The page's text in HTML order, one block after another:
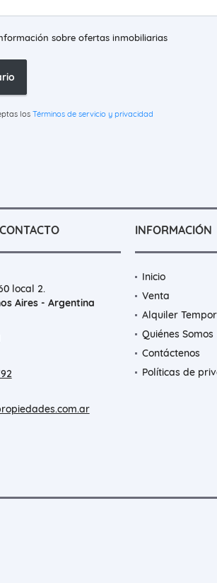
sobre ofertas inmobiliarias
los Términos de servicio y privacidad
local 2.
Aires - Argentina
INFORMACIÓN
Inicio
Venta
Alquiler
Quiénes Somos
Contáctenos
Políticas de